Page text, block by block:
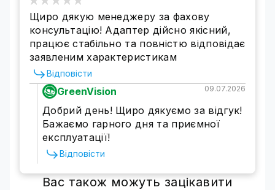
Щиро дякую менеджеру за фахову
консультацію! Адаптер дійсно якісний,
працює стабільно та повністю відповідає
заявленим характеристикам
Відповісти
GreenVision 09.07.2026
Добрий день! Щиро дякуємо за відгук!
Бажаємо гарного дня та приємної
експлуатації!
Відповісти
Вас також можуть зацікавити